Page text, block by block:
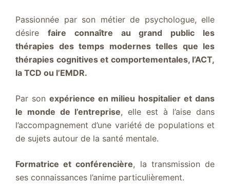
Passionnée par son métier de psychologue, elle
désire faire connaître au grand public les
thérapies des temps modernes telles que les
thérapies cognitives et comportementales, l’ACT,
la TCD ou l’EMDR.
Par son expérience en milieu hospitalier et dans
le monde de l’entreprise, elle est à l’aise dans
l’accompagnement d’une variété de populations et
de sujets autour de la santé mentale.
Formatrice et conférencière, la transmission de
ses connaissances l’anime particulièrement.